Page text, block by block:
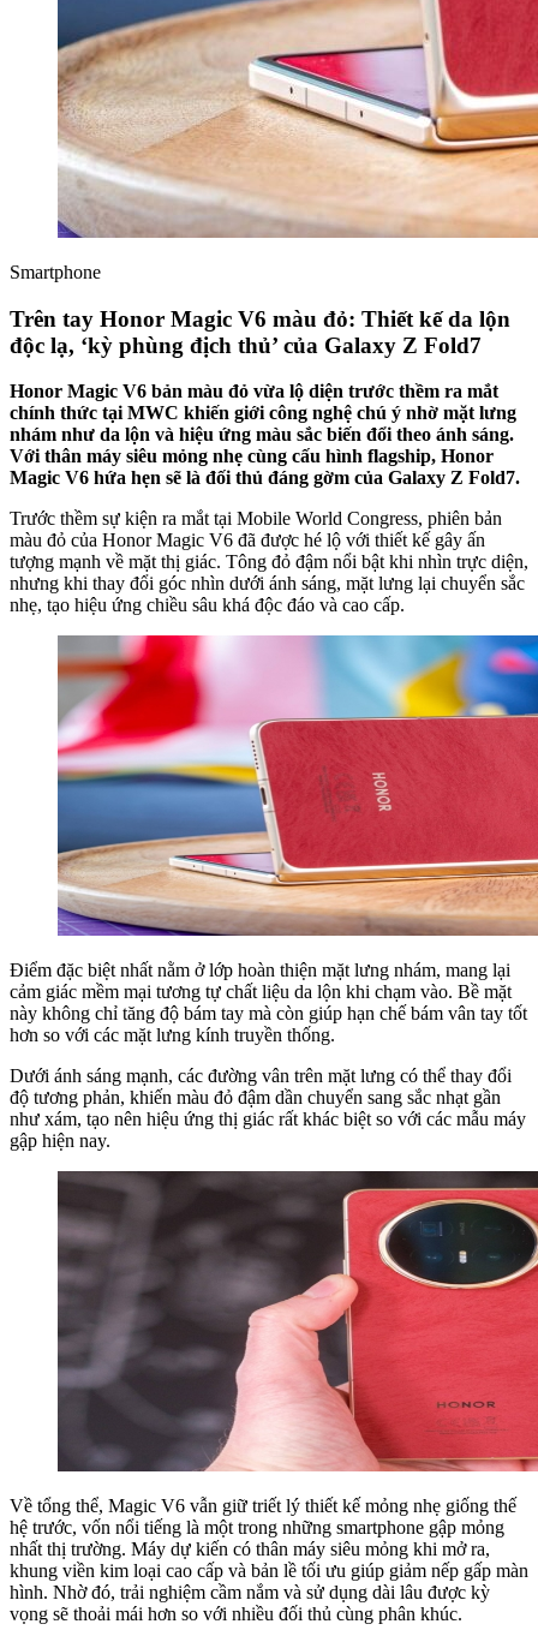
Smartphone
Trên tay Honor Magic V6 màu đỏ: Thiết kế da lộn
độc lạ, ‘kỳ phùng địch thủ’ của Galaxy Z Fold7
Honor Magic V6 bản màu đỏ vừa lộ diện trước thềm ra mắt
chính thức tại MWC khiến giới công nghệ chú ý nhờ mặt lưng
nhám như da lộn và hiệu ứng màu sắc biến đổi theo ánh sáng.
Với thân máy siêu mỏng nhẹ cùng cấu hình flagship, Honor
Magic V6 hứa hẹn sẽ là đối thủ đáng gờm của Galaxy Z Fold7.
Trước thềm sự kiện ra mắt tại Mobile World Congress, phiên bản
màu đỏ của Honor Magic V6 đã được hé lộ với thiết kế gây ấn
tượng mạnh về mặt thị giác. Tông đỏ đậm nổi bật khi nhìn trực diện,
nhưng khi thay đổi góc nhìn dưới ánh sáng, mặt lưng lại chuyển sắc
nhẹ, tạo hiệu ứng chiều sâu khá độc đáo và cao cấp.
Điểm đặc biệt nhất nằm ở lớp hoàn thiện mặt lưng nhám, mang lại
cảm giác mềm mại tương tự chất liệu da lộn khi chạm vào. Bề mặt
này không chỉ tăng độ bám tay mà còn giúp hạn chế bám vân tay tốt
hơn so với các mặt lưng kính truyền thống.
Dưới ánh sáng mạnh, các đường vân trên mặt lưng có thể thay đổi
độ tương phản, khiến màu đỏ đậm dần chuyển sang sắc nhạt gần
như xám, tạo nên hiệu ứng thị giác rất khác biệt so với các mẫu máy
gập hiện nay.
Về tổng thể, Magic V6 vẫn giữ triết lý thiết kế mỏng nhẹ giống thế
hệ trước, vốn nổi tiếng là một trong những smartphone gập mỏng
nhất thị trường. Máy dự kiến có thân máy siêu mỏng khi mở ra,
khung viền kim loại cao cấp và bản lề tối ưu giúp giảm nếp gấp màn
hình. Nhờ đó, trải nghiệm cầm nắm và sử dụng dài lâu được kỳ
vọng sẽ thoải mái hơn so với nhiều đối thủ cùng phân khúc.